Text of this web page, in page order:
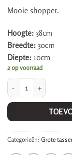
Mooie shopper.
Hoogte: 38cm
Breedte: 30cm
Diepte: 10cm
2 op voorraad
Neeltje Shopper. aantal
Categorieën: Grote